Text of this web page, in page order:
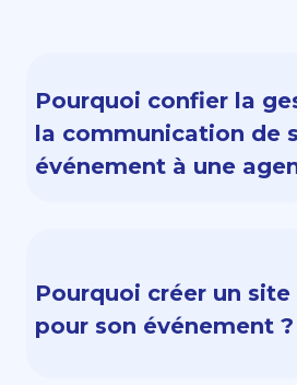
Pourquoi confier la
la communication de
événement à une
de vous concentrer sur
votre événement :
Pourquoi créer un site
pour son événement ?